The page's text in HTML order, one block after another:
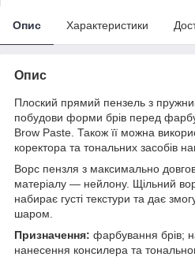
Опис Характеристики
Опис
Плоский прямий пензель з
побудови форми брів перед
Brow Paste. Також її можна
коректора та тональних засобів
Ворс пензля з максимально
матеріалу — нейлону. Щільний
набирає густі текстури та дає
шаром.
Призначення: фарбування брів;
нанесення консилера та